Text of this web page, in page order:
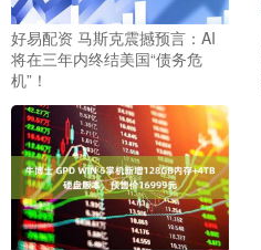
好易配资 马斯克震撼预言：AI
将在三年内终结美国“债务危
机”！